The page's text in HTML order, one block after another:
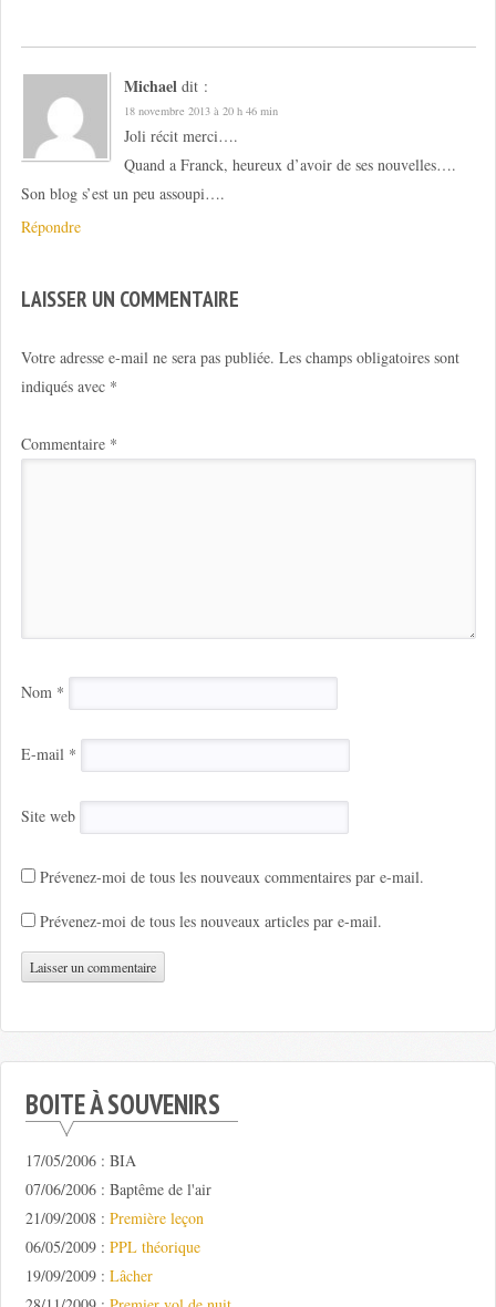
Michael dit :
18 novembre 2013 à 20 h 46 min
Joli récit merci….
Quand a Franck, heureux d’avoir de ses nouvelles….
Son blog s’est un peu assoupi….
Répondre
LAISSER UN COMMENTAIRE
Votre adresse e-mail ne sera pas publiée. Les champs obligatoires sont
indiqués avec *
Commentaire *
Nom *
E-mail *
Site web
Prévenez-moi de tous les nouveaux commentaires par e-mail.
Prévenez-moi de tous les nouveaux articles par e-mail.
BOITE À SOUVENIRS
17/05/2006 : BIA
07/06/2006 : Baptême de l'air
21/09/2008 : Première leçon
06/05/2009 : PPL théorique
19/09/2009 : Lâcher